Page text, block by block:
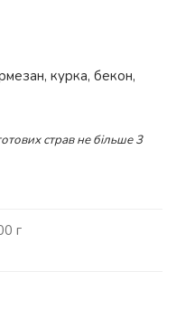
курка, бекон,
страв не більше 3
г